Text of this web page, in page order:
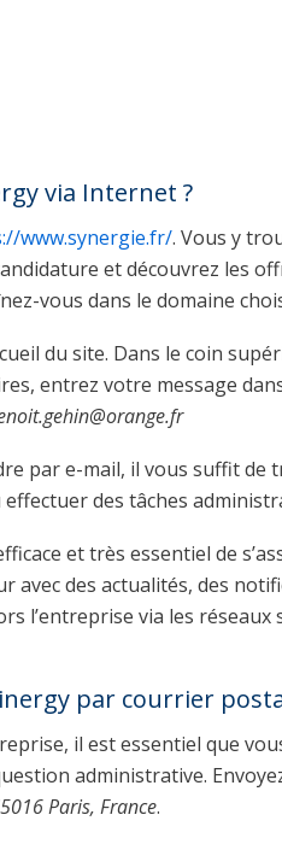
via Internet ?
www.synergie.fr/. Vous y
et découvrez les
vous dans le domaine
du site. Dans le coin
entrez votre message
par e-mail, il vous suffit
des tâches
et très essentiel de
des actualités, des
l’entreprise via les réseaux
par courrier
il est essentiel que
administrative.
Paris, France.